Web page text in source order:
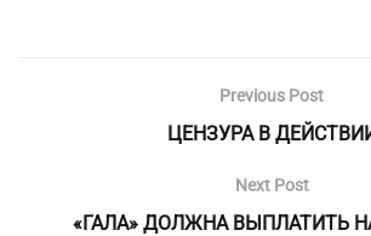
Previous Post
ЦЕНЗУРА В
Next Post
«ГАЛА» ДОЛЖНА ВЫПЛАТИТЬ